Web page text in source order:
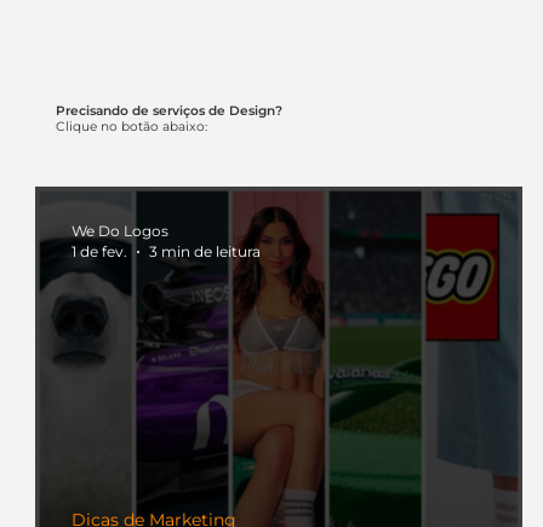
Precisando de serviços de Design?
Clique no botão abaixo:
Dicas de Marketing
We Do Logos
1 de fev.
3 min de leitura